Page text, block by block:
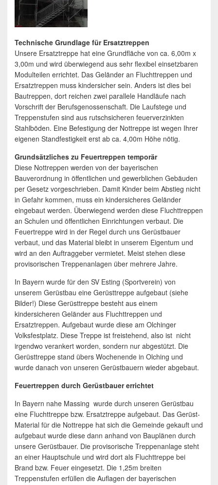
Technische Grundlage für Ersatztreppen
Unsere Ersatztreppe hat eine Grundfläche von ca. 6,00m x
3,00m und wird überwiegend aus sehr flexibel einsetzbaren
Modulteilen errichtet. Das Geländer an Fluchttreppen und
Ersatztreppen muss kindersicher sein. Anders ist dies bei
Bautreppen, dort reichen zwei parallele Handläufe nach
Vorschrift der Berufsgenossenschaft. Die Laufstege und
Treppenstufen sind aus rutschsicheren feuerverzinkten
Stahlböden. Eine Befestigung der Nottreppe ist wegen Ihrer
eigenen Standfestigkeit erst ab ca. 4,00m Höhe nötig.
Grundsätzliches zu Feuertreppen temporär
Diese Nottreppen werden von der bayerischen
Bauverordnung in öffentlichen und gewerblichen Gebäuden
per Gesetz vorgeschrieben. Damit Kinder beim Abstieg nicht
in Gefahr kommen, muss ein kindersicheres Geländer
eingebaut werden. Überwiegend werden diese Fluchttreppen
an Schulen und öffentlichen Einrichtungen verbaut. Die
Feuertreppe wird in der Regel durch uns Gerüstbauer
verbaut, und das Material bleibt in unserem Eigentum und
wird an den Auftraggeber vermietet. Meist stehen diese
provisorischen Treppenanlagen über mehrere Jahre.
In Bayern wurde für den SV Esting (Sportverein) von
unserem Gerüstbau eine Gerüsttreppe aufgebaut (siehe
Bilder!) Diese Gerüsttreppe besteht aus einem
kindersicheren Geländer aus Fluchttreppen und
Ersatztreppen. Aufgebaut wurde diese am Olchinger
Volksfestplatz. Diese Treppe ist freistehend, also ist nicht
irgendwo verankert worden, sondern nur abgestützt. Die
Gerüsttreppe stand übers Wochenende in Olching und
wurde danach von unseren Gerüstbauern wieder abgebaut.
Feuertreppen durch Gerüstbauer errichtet
In Bayern nahe Massing wurde durch unseren Gerüstbau
eine Fluchttreppe bzw. Ersatztreppe aufgebaut. Das Gerüst-
Material für die Nottreppe hat sich die Gemeinde gekauft und
aufgebaut wurde diese dann anhand von Bauplänen durch
unsere Gerüstbauer. Die provisorische Treppenanlage steht
an einer Hauptschule und wird dort als Fluchttreppe bei
Brand bzw. Feuer eingesetzt. Die 1,25m breiten
Treppenstufen erfüllen die Auflagen der bayerischen